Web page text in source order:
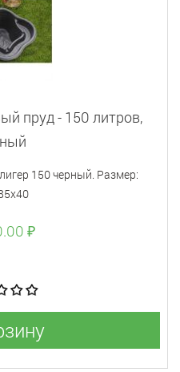
пруд - 150 литров,
150 черный. Размер:
₽